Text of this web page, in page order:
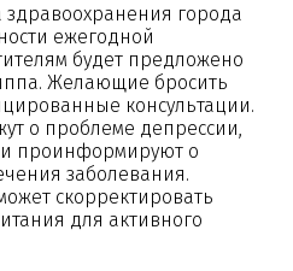
здравоохранения города
ежегодной
будет предложено
Желающие бросить
консультации.
о проблеме депрессии,
и проинформируют о
заболевания.
скорректировать
для активного